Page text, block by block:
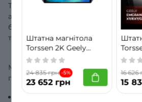
Torssen надає гарантію на 12
автомагнітоли. Для того, щоб
будь ласка, збережіть чек та
талон на пристрій.
Ми пропонуємо купити
покоління Torssen у наступній
Штатна магнітола
Torssen 2K Geely
Emgrand X7/EX7/GX7
2013+ F96128 4G
Carplay DSP
24 835 грн -5%
23 652 грн
16 626
15